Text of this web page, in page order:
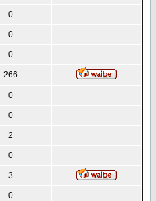
0
0
0
266
0
0
2
0
3
0